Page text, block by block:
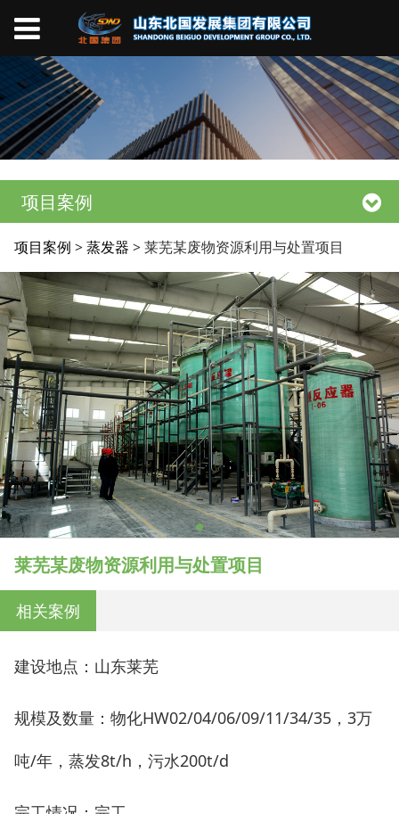
项目案例
莱芜某废物资源利用与
处置项目
项目案例 >蒸发器 >莱芜某废物资源利用与处置项目
莱芜某废物资源利用与处置项目
相关案例
建设地点：山东莱芜
规模及数量：物化HW02/04/06/09/11/34/35，3万
吨/年，蒸发8t/h，污水200t/d